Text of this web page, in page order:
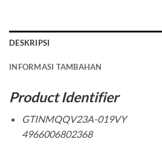
DESKRIPSI
INFORMASI TAMBAHAN
Product Identifier
GTINMQQV23A-019VY
4966006802368